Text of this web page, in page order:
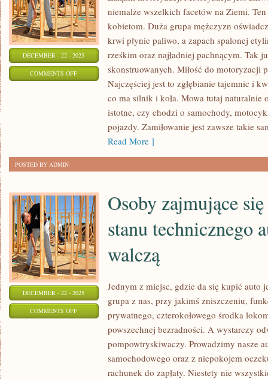
DECEMBER - 22 - 2025
COMMENTS OFFON
ZAGADNIENIA
MOTORYZACYJNE
niemalże wszelkich facetów na Ziemi.
kobietom. Duża grupa mężczyzn
krwi płynie paliwo, a zapach spalonej
rześkim oraz najładniej pachnącym. Tak
skonstruowanych. Miłość do motoryzacji
Najczęściej jest to zgłębianie tajemnic i
co ma silnik i koła. Mowa tutaj naturalnie
istotne, czy chodzi o samochody,
pojazdy. Zamiłowanie jest zawsze takie
Read More ]
POSTED BY ADMIN
DECEMBER - 22 - 2025
COMMENTS OFFON
RATOWANIEM
Osoby zajmujące
stanu technicznego
walczą
Jednym z miejsc, gdzie da się kupić auto
grupa z nas, przy jakimś zniszczeniu,
prywatnego, czterokołowego środka
powszechnej bezradności. A wystarczy
pompowtryskiwaczy. Prowadzimy nasze
samochodowego oraz z niepokojem
rachunek do zapłaty. Niestety nie